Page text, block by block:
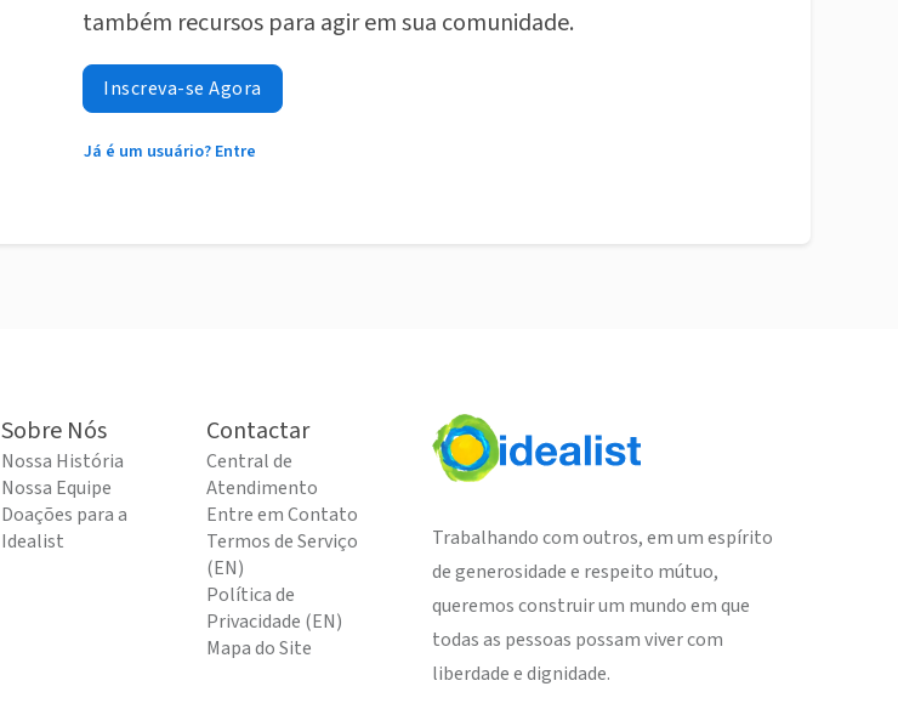
também recursos para agir em sua comunidade.
Inscreva-se Agora
Já é um usuário? Entre
Sobre Nós
Nossa História
Nossa Equipe
Doações para a
Idealist
Contactar
Central de
Atendimento
Entre em Contato
Termos de Serviço
(EN)
Política de
Privacidade (EN)
Mapa do Site
Trabalhando com outros, em um espírito
de generosidade e respeito mútuo,
queremos construir um mundo em que
todas as pessoas possam viver com
liberdade e dignidade.